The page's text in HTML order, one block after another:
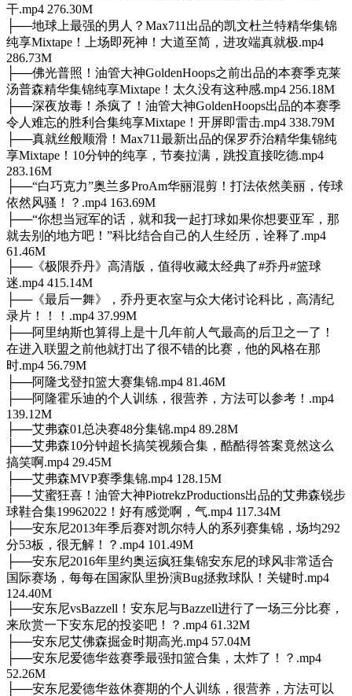
干.mp4 276.30M
├──地球上最强的男人？Max711出品的凯文杜兰特精华集锦
纯享Mixtape！上场即死神！大道至简，进攻端真就极.mp4
286.73M
├──佛光普照！油管大神GoldenHoops之前出品的本赛季克莱
汤普森精华集锦纯享Mixtape！太久没有这种感.mp4 256.18M
├──深夜放毒！杀疯了！油管大神GoldenHoops出品的本赛季
令人难忘的胜利合集纯享Mixtape！开屏即雷击.mp4 338.79M
├──真就丝般顺滑！Max711最新出品的保罗乔治精华集锦纯
享Mixtape！10分钟的纯享，节奏拉满，跳投直接吃德.mp4
283.16M
├──“白巧克力”奥兰多ProAm华丽混剪！打法依然美丽，传球
依然风骚！？.mp4 163.69M
├──“你想当冠军的话，就和我一起打球如果你想要亚军，那
就去别的地方吧！”科比结合自己的人生经历，诠释了.mp4
61.46M
├──《极限乔丹》高清版，值得收藏太经典了#乔丹#篮球
迷.mp4 415.14M
├──《最后一舞》，乔丹更衣室与众大佬讨论科比，高清纪
录片！！！.mp4 37.99M
├──阿里纳斯也算得上是十几年前人气最高的后卫之一了！
在进入联盟之前他就打出了很不错的比赛，他的风格在那
时.mp4 56.79M
├──阿隆戈登扣篮大赛集锦.mp4 81.46M
├──阿隆霍乐迪的个人训练，很营养，方法可以参考！.mp4
139.12M
├──艾弗森01总决赛48分集锦.mp4 89.28M
├──艾弗森10分钟超长搞笑视频合集，酷酷得答案竟然这么
搞笑啊.mp4 29.45M
├──艾弗森MVP赛季集锦.mp4 128.15M
├──艾蜜狂喜！油管大神PiotrekzProductions出品的艾弗森锐步
球鞋合集19962022！好有感觉啊，气.mp4 117.34M
├──安东尼2013年季后赛对凯尔特人的系列赛集锦，场均292
分53板，很无解！？.mp4 101.49M
├──安东尼2016年里约奥运疯狂集锦安东尼的球风非常适合
国际赛场，每每在国家队里扮演Bug拯救球队！关键时.mp4
124.40M
├──安东尼vsBazzell！安东尼与Bazzell进行了一场三分比赛，
来欣赏一下安东尼的投姿吧！？.mp4 61.32M
├──安东尼艾佛森掘金时期高光.mp4 57.04M
├──安东尼爱德华兹赛季最强扣篮合集，太炸了！？.mp4
52.26M
├──安东尼爱德华兹休赛期的个人训练，很营养，方法可以